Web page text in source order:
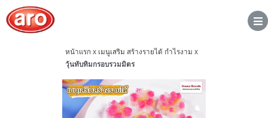
หน้าแรกx เมนูเสริม สร้างรายได้ กำไรงาม x
วุ้นทับทิมกรอบรวมมิตร